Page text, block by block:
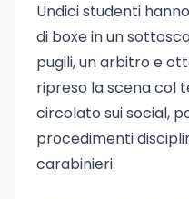
Undici studenti
di boxe in un
pugili, un arbitro e
ripreso la scena col
circolato sui social,
procedimenti
carabinieri.